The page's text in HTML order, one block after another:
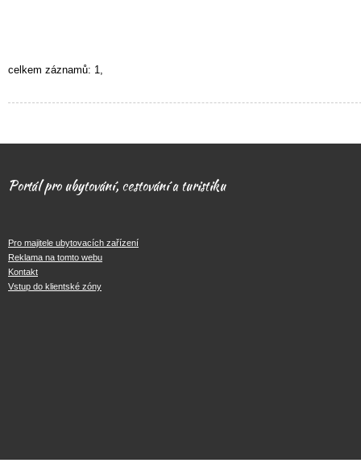
celkem záznamů: 1,
Portál pro ubytování, cestování a turistiku
Pro majitele ubytovacích zařízení
Reklama na tomto webu
Kontakt
Vstup do klientské zóny